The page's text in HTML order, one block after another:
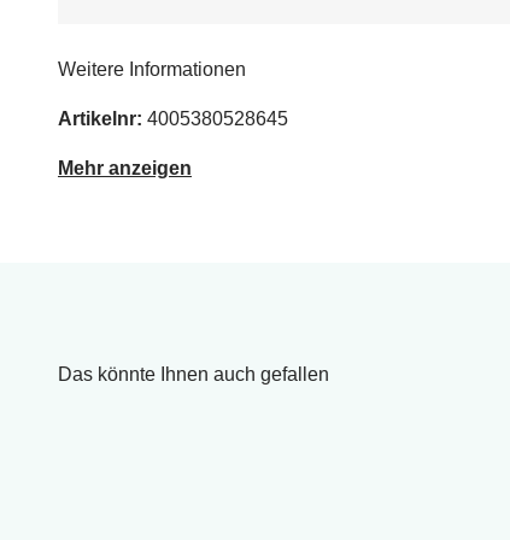
Weitere Informationen
Artikelnr: 4005380528645
Mehr anzeigen
Das könnte Ihnen auch gefallen